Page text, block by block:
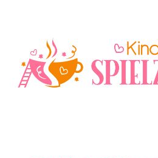
springen